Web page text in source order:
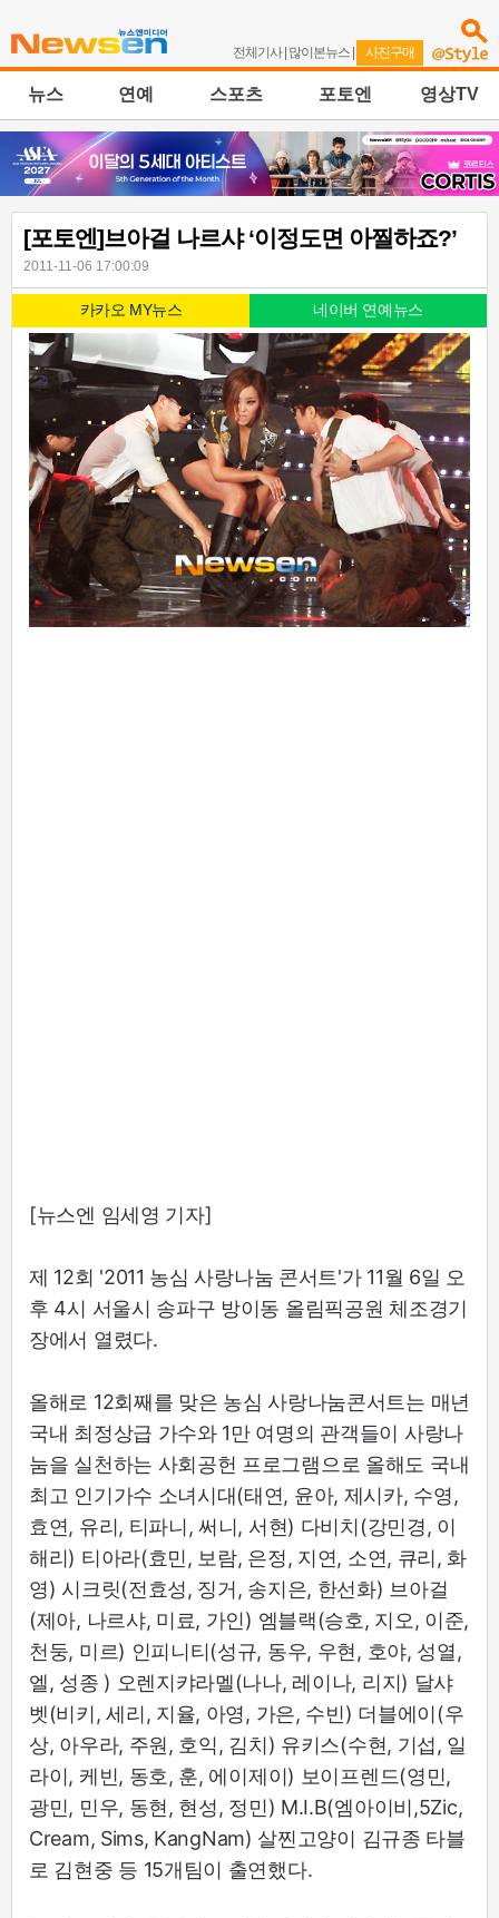
전체기사| 많이본뉴스 | 사진구매
뉴스 연예 스포츠 포토엔 영상TV
[포토엔]브아걸 나르샤 ‘이정도면 아찔하죠?’
2011-11-06 17:00:09
카카오 MY뉴스 네이버 연예뉴스
[뉴스엔 임세영 기자]
제 12회 '2011 농심 사랑나눔 콘서트'가 11월 6일 오
후 4시 서울시 송파구 방이동 올림픽공원 체조경기
장에서 열렸다.
올해로 12회째를 맞은 농심 사랑나눔콘서트는 매년
국내 최정상급 가수와 1만 여명의 관객들이 사랑나
눔을 실천하는 사회공헌 프로그램으로 올해도 국내
최고 인기가수 소녀시대(태연, 윤아, 제시카, 수영,
효연, 유리, 티파니, 써니, 서현) 다비치(강민경, 이
해리) 티아라(효민, 보람, 은정, 지연, 소연, 큐리, 화
영) 시크릿(전효성, 징거, 송지은, 한선화) 브아걸
(제아, 나르샤, 미료, 가인) 엠블랙(승호, 지오, 이준,
천둥, 미르) 인피니티(성규, 동우, 우현, 호야, 성열,
엘, 성종 ) 오렌지캬라멜(나나, 레이나, 리지) 달샤
벳(비키, 세리, 지율, 아영, 가은, 수빈) 더블에이(우
상, 아우라, 주원, 호익, 김치) 유키스(수현, 기섭, 일
라이, 케빈, 동호, 훈, 에이제이) 보이프렌드(영민,
광민, 민우, 동현, 현성, 정민) M.I.B(엠아이비,5Zic,
Cream, Sims, KangNam) 살찐고양이 김규종 타블
로 김현중 등 15개팀이 출연했다.